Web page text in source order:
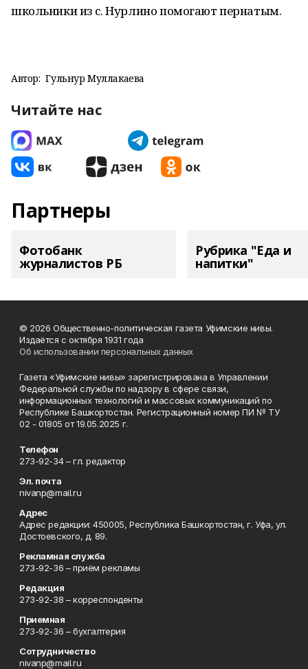
школьники из с. Нурлино помогают пернатым.
Автор: Гульнур Муллакаева
Читайте нас
Партнеры
Фотобанк
журналистов РБ
Рубрика "Еда и
напитки"
© 2026 Общественно-политическая газета Уфимские нивы.
Издаётся с октября 1931 года
Об использовании персональных данных
Газета «Уфимские нивы» зарегистрирована в Управлении
Федеральной службы по надзору в сфере связи,
информационных технологий и массовых коммуникаций по
Республике Башкортостан. Регистрационный номер ПИ № ТУ
02 - 01805 от 19.05.2025 г.
Телефон
273-92-34 – гл. редактор
Эл. почта
nivanp@mail.ru
Адрес
Адрес редакции: 450005, Республика Башкортостан, г. Уфа, ул.
Достоевского, д. 89.
Рекламная служба
273-92-36 – приём рекламы
Редакция
273-92-38 – корреспонденты
Приемная
273-92-36 – бухгалтерия
Сотрудничество
nivanp@mail.ru